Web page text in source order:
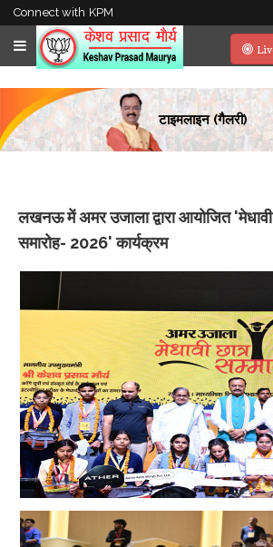
Connect with KPM
टाइमलाइन (गैलरी)
लखनऊ में अमर उजाला द्वारा आयोजित
समारोह- 2026' कार्यक्रम